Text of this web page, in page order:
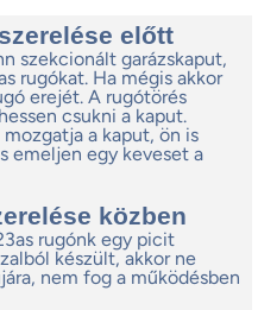
előtt
szekcionált garázskaput,
rugókat. Ha mégis akkor
erejét. A rugótörés
csukni a kaput.
a kaput, ön is
emeljen egy keveset a
közben
rugónk egy picit
készült, akkor ne
nem fog a működésben